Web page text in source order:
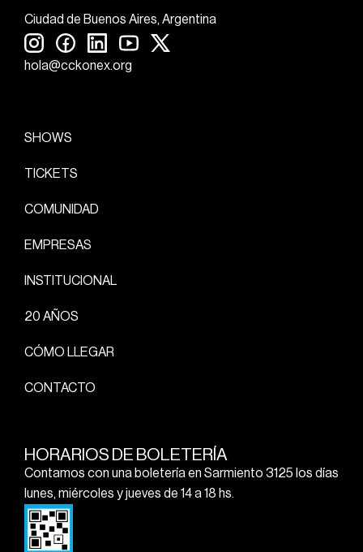
Ciudad de Buenos Aires, Argentina
hola@cckonex.org
SHOWS
TICKETS
COMUNIDAD
EMPRESAS
INSTITUCIONAL
20 AÑOS
CÓMO LLEGAR
CONTACTO
HORARIOS DE BOLETERÍA
Contamos con una boletería en Sarmiento 3125 los días
lunes, miércoles y jueves de 14 a 18 hs.